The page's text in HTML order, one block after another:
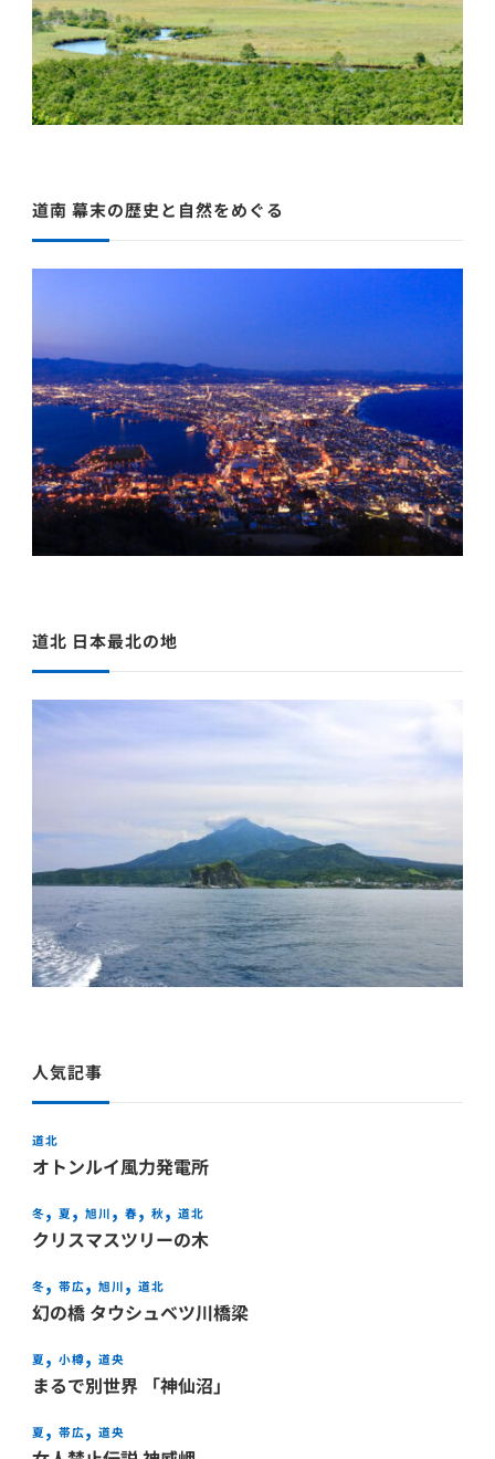
道南 幕末の歴史と自然をめぐる
道北 日本最北の地
人気記事
道北
オトンルイ風力発電所
冬 夏 旭川 春 秋 道北
クリスマスツリーの木
冬 帯広 旭川 道北
幻の橋 タウシュベツ川橋梁
夏 小樽 道央
まるで別世界 「神仙沼」
夏 帯広 道央